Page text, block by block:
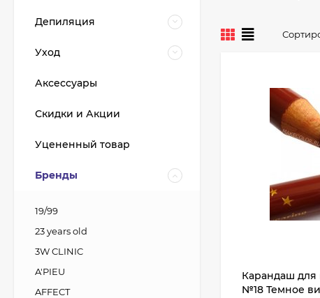
Карандаш для
№18 Темное
Депиляция
Уход
Аксессуары
Скидки и Акции
Уцененный товар
Бренды
19/99
23 years old
3W CLINIC
A'PIEU
AFFECT